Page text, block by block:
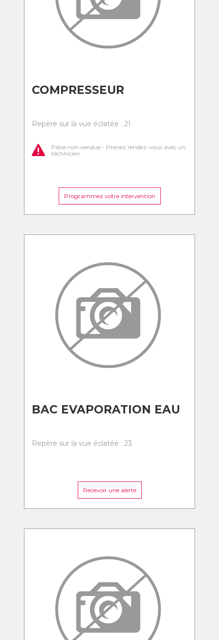
COMPRESSEUR
Repère sur la vue éclatée : 21
Pièce non vendue - Prenez rendez-vous avec un
technicien
Programmez votre intervention
BAC EVAPORATION EAU
Repère sur la vue éclatée : 23
Recevoir une alerte